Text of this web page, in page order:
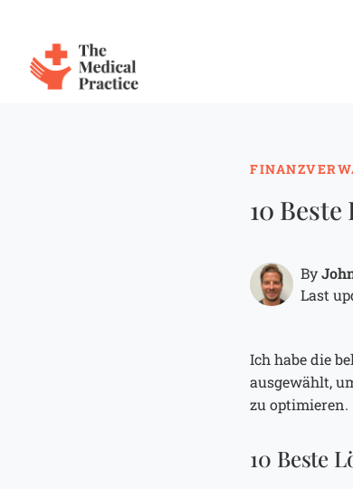
10
By
Last
Ich habe die
ausgewählt,
zu optimieren.
10 Beste